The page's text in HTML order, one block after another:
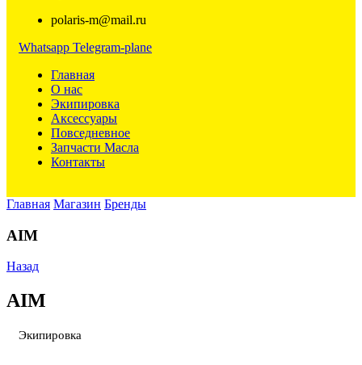
polaris-m@mail.ru
Whatsapp Telegram-plane
Главная
О нас
Экипировка
Аксессуары
Повседневное
Запчасти Масла
Контакты
Главная Магазин Бренды
AIM
Назад
AIM
Экипировка